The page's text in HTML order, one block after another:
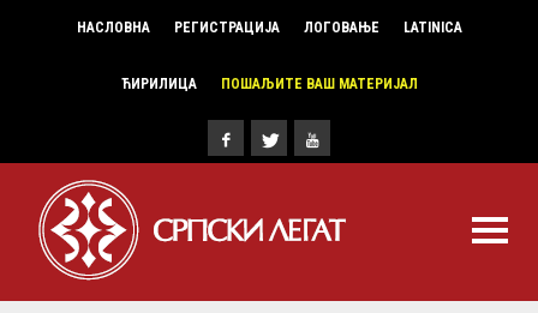
НАСЛОВНА РЕГИСТРАЦИЈА ЛОГОВАЊЕ LATINICA
ЋИРИЛИЦА ПОШАЉИТЕ ВАШ МАТЕРИЈАЛ